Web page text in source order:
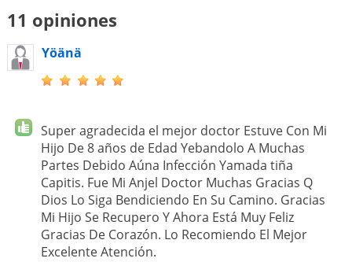
11 opiniones
Yöänä
Super agradecida el mejor doctor Estuve Con Mi
Hijo De 8 años de Edad Yebandolo A Muchas
Partes Debido Aúna Infección Yamada tiña
Capitis. Fue Mi Anjel Doctor Muchas Gracias Q
Dios Lo Siga Bendiciendo En Su Camino. Gracias
Mi Hijo Se Recupero Y Ahora Está Muy Feliz
Gracias De Corazón. Lo Recomiendo El Mejor
Excelente Atención.